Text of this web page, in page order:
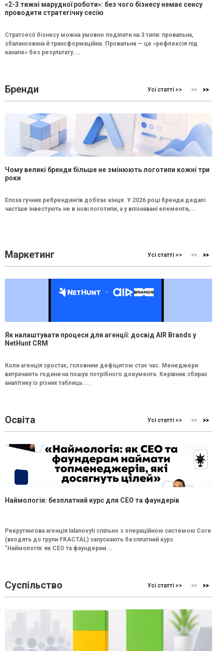
«2-3 тижні марудної роботи»: без чого бізнесу немає сенсу
проводити стратегічну сесію
Стратсесії бізнесу можна умовно поділити на 3 типи: провальна,
збалансована й трансформаційна. Провальна — це «рефлексія під
канапе» без результату....
Бренди Усі статті >>
Чому великі бренди більше не змінюють логотипи кожні три
роки
Епоха гучних ребрендингів добігає кінця. У 2026 році бренди дедалі
частіше інвестують не в нові логотипи, а у впізнавані елементи,...
Маркетинг Усі статті >>
Як налаштувати процеси для агенції: досвід AIR Brands у
NetHunt CRM
Коли агенція зростає, головним дефіцитом стає час. Менеджери
витрачають години на пошук потрібного документа. Керівник збирає
аналітику із різних таблиць....
Освіта Усі статті >>
Наймологія: безплатний курс для CEO та фаундерів
Рекрутингова агенція talanovyti спільно з операційною системою Core
(входять до групи FRACTAL) запускають безплатний курс
"Наймологія: як СEO та фаундерам...
Суспільство Усі статті >>